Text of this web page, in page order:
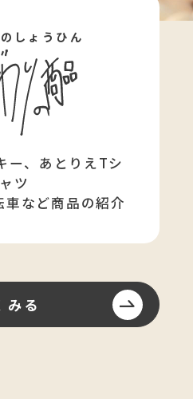
しょうひん
ー、あとりえTシ
ャツ
車など商品の紹介
みる